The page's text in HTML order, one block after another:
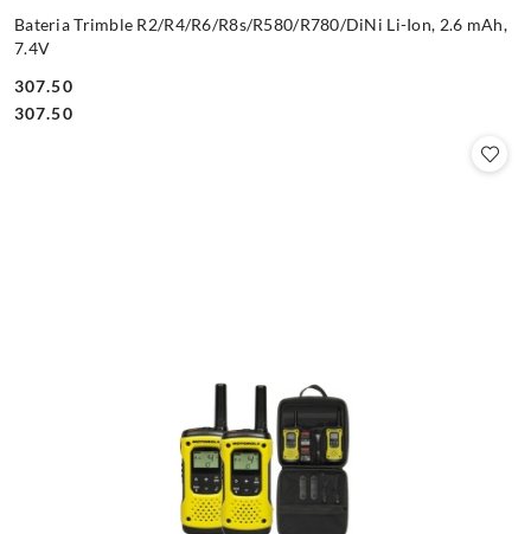
Bateria Trimble R2/R4/R6/R8s/R580/R780/DiNi Li-Ion, 2.6 mAh,
7.4V
Cena:
307.50
Cena:
307.50